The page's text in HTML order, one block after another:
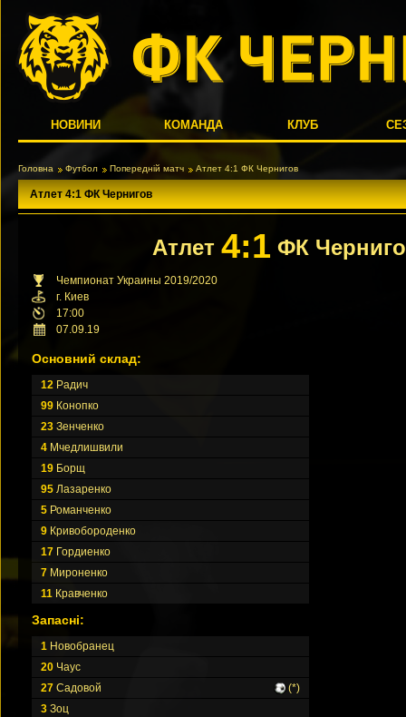
НОВИНИ КОМАНДА КЛУБ
Головна Футбол Попередній матч Атлет 4:1 ФК Чернигов
Атлет 4:1 ФК Чернигов
Атлет4:1 ФК
Чемпионат Украины 2019/2020
г. Киев
17:00
07.09.19
Основний склад:
12 Радич
99 Конопко
23 Зенченко
4 Мчедлишвили
19 Борщ
95 Лазаренко
5 Романченко
9 Кривобороденко
17 Гордиенко
7 Мироненко
11 Кравченко
Запасні:
1 Новобранец
20 Чаус
27 Садовой
(*)
3 Зоц